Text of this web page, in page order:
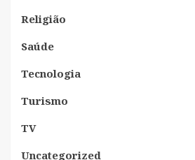
Religião
Saúde
Tecnologia
Turismo
TV
Uncategorized